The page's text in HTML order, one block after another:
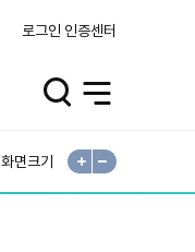
로그인 인증센터
검
색
전
체
기
화면크기
확
대
축
소